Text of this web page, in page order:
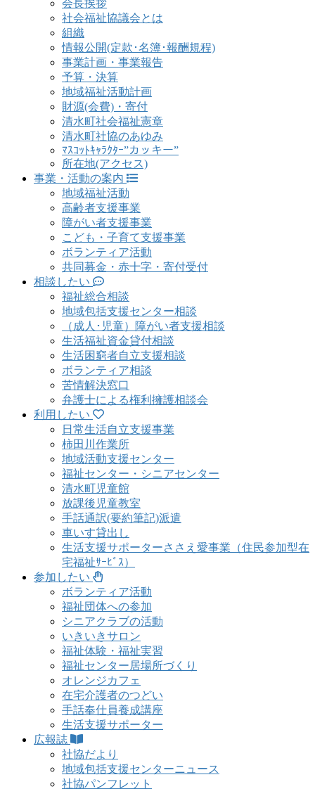
会長挨拶
社会福祉協議会とは
組織
情報公開(定款･名簿･報酬規程)
事業計画・事業報告
予算・決算
地域福祉活動計画
財源(会費)・寄付
清水町社会福祉憲章
清水町社協のあゆみ
ﾏｽｺｯﾄｷｬﾗｸﾀｰ”カッキー”
所在地(アクセス)
事業・活動の案内
地域福祉活動
高齢者支援事業
障がい者支援事業
こども・子育て支援事業
ボランティア活動
共同募金・赤十字・寄付受付
相談したい
福祉総合相談
地域包括支援センター相談
（成人･児童）障がい者支援相談
生活福祉資金貸付相談
生活困窮者自立支援相談
ボランティア相談
苦情解決窓口
弁護士による権利擁護相談会
利用したい
日常生活自立支援事業
柿田川作業所
地域活動支援センター
福祉センター・シニアセンター
清水町児童館
放課後児童教室
手話通訳(要約筆記)派遣
車いす貸出し
生活支援サポーターささえ愛事業（住民参加型在
宅福祉ｻｰﾋﾞｽ）
参加したい
ボランティア活動
福祉団体への参加
シニアクラブの活動
いきいきサロン
福祉体験・福祉実習
福祉センター居場所づくり
オレンジカフェ
在宅介護者のつどい
手話奉仕員養成講座
生活支援サポーター
広報誌
社協だより
地域包括支援センターニュース
社協パンフレット